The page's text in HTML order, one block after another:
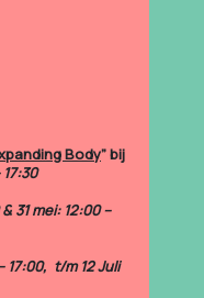
Body” bij
31 mei: 12:00 –
17:00, t/m 12 Juli